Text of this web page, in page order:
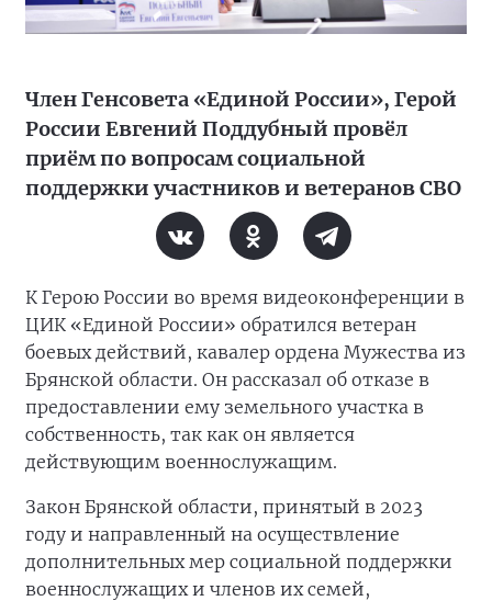
Член Генсовета «Единой России», Герой
России Евгений Поддубный провёл
приём по вопросам социальной
поддержки участников и ветеранов СВО
К Герою России во время видеоконференции в
ЦИК «Единой России» обратился ветеран
боевых действий, кавалер ордена Мужества из
Брянской области. Он рассказал об отказе в
предоставлении ему земельного участка в
собственность, так как он является
действующим военнослужащим.
Закон Брянской области, принятый в 2023
году и направленный на осуществление
дополнительных мер социальной поддержки
военнослужащих и членов их семей,